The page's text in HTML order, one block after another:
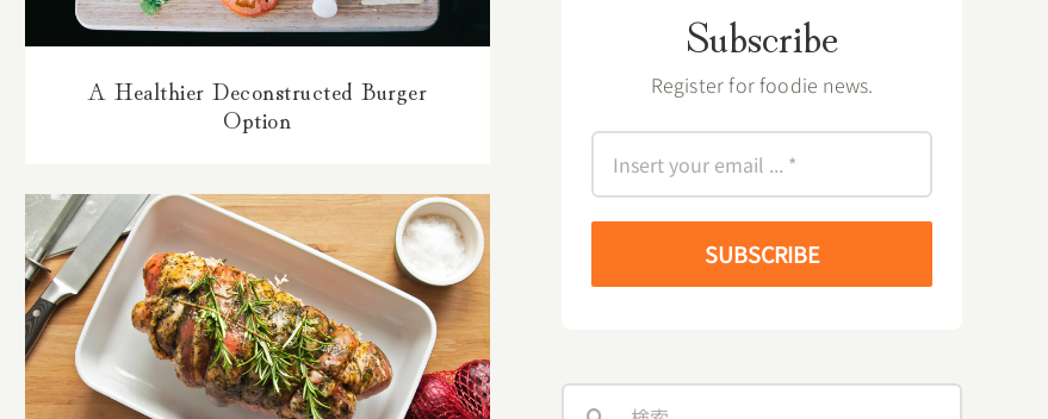
A Healthier Deconstructed Burger
Option
Boneless Lamb Shoulder With Rosemary
And Truffle Glaze
Subscribe
Register for foodie news.
SUBSCRIBE